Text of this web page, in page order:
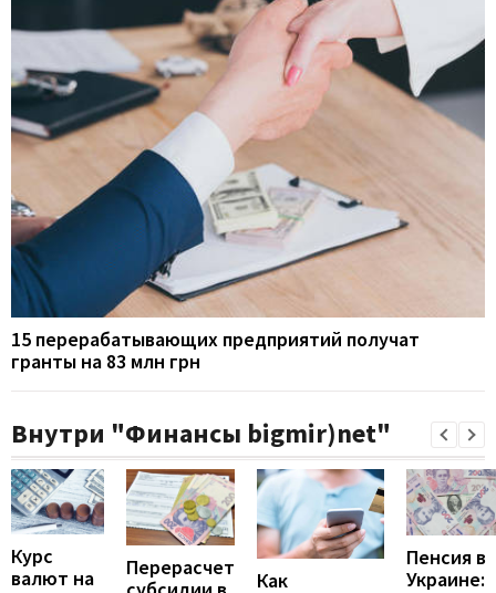
15 перерабатывающих предприятий получат
гранты на 83 млн грн
Внутри "Финансы bigmir)net"
Курс
валют на
Перерасчет
Как
Пенсия в
Украине: